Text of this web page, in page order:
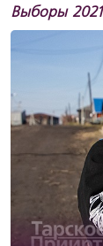
Выборы 2021